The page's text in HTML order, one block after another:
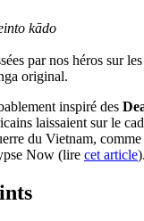
kādo
par nos héros sur
original.
inspiré des
laissaient sur le
du Vietnam,
Now (lire cet article).